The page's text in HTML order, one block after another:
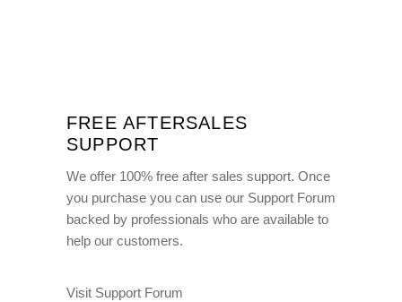
FREE AFTERSALES
SUPPORT
We offer 100% free after sales support. Once
you purchase you can use our Support Forum
backed by professionals who are available to
help our customers.
Visit Support Forum